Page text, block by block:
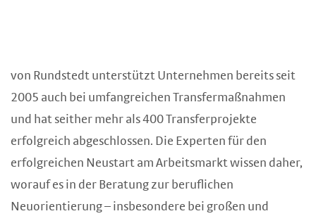
von Rundstedt unterstützt Unternehmen bereits seit
2005 auch bei umfangreichen Transfermaßnahmen
und hat seither mehr als 400 Transferprojekte
erfolgreich abgeschlossen. Die Experten für den
erfolgreichen Neustart am Arbeitsmarkt wissen daher,
worauf es in der Beratung zur beruflichen
Neuorientierung – insbesondere bei großen und